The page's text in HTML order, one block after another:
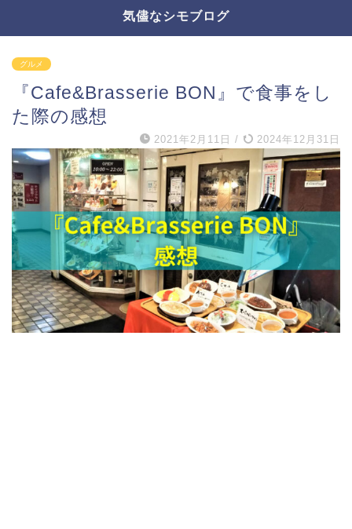
気儘なシモブログ
グルメ
『Cafe&Brasserie BON』で食事をし
た際の感想
2021年2月11日 / 2024年12月31日